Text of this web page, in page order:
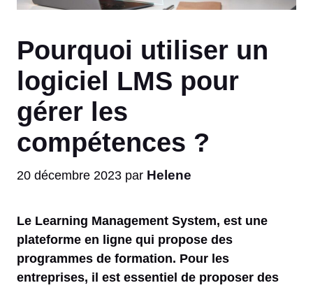
Pourquoi utiliser un
logiciel LMS pour
gérer les
compétences ?
20 décembre 2023 par Helene
Le Learning Management System, est une
plateforme en ligne qui propose des
programmes de formation. Pour les
entreprises, il est essentiel de proposer des